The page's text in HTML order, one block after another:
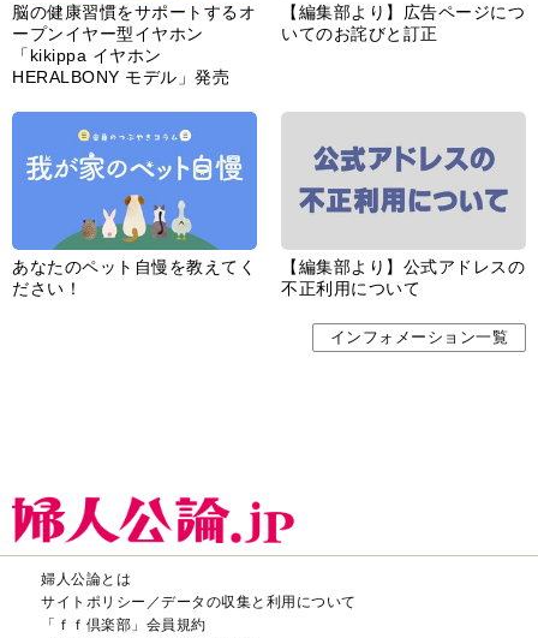
脳の健康習慣をサポートするオ
ープンイヤー型イヤホン
「kikippa イヤホン
HERALBONY モデル」発売
【編集部より】広告ページにつ
いてのお詫びと訂正
あなたのペット自慢を教えてく
ださい！
【編集部より】公式アドレスの
不正利用について
インフォメーション一覧
婦人公論とは
サイトポリシー／データの収集と利用について
「ｆｆ倶楽部」会員規約